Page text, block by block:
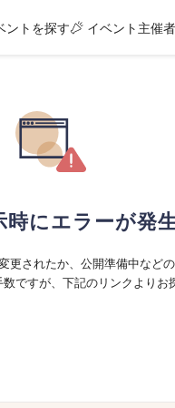
ントを探す イベント主催
にエラーが発
更されたか、公開準備中など
ですが、下記のリンクよりお